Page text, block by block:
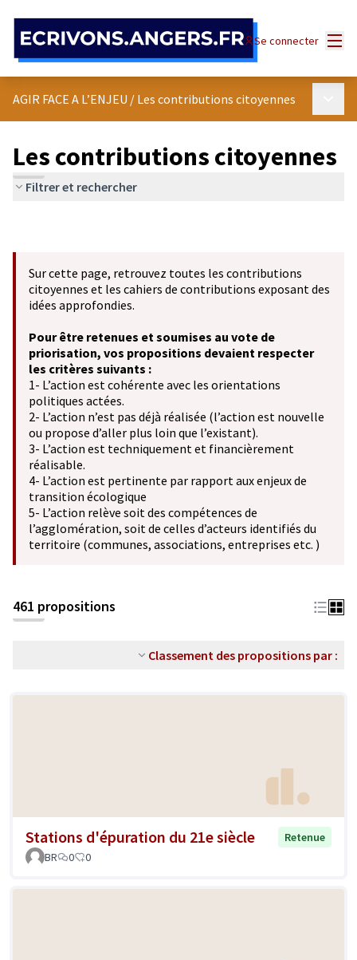
Se connecter
AGIR FACE A L’ENJEU / Les contributions citoyennes
Les contributions citoyennes
Filtrer et rechercher
Sur cette page, retrouvez toutes les contributions
citoyennes et les cahiers de contributions exposant des
idées approfondies.
Pour être retenues et soumises au vote de
priorisation, vos propositions devaient respecter
les critères suivants :
1- L’action est cohérente avec les orientations
politiques actées.
2- L’action n’est pas déjà réalisée (l’action est nouvelle
ou propose d’aller plus loin que l’existant).
3- L’action est techniquement et financièrement
réalisable.
4- L’action est pertinente par rapport aux enjeux de
transition écologique
5- L’action relève soit des compétences de
l’agglomération, soit de celles d’acteurs identifiés du
territoire (communes, associations, entreprises etc. )
461 propositions
Classement des propositions par :
Stations d'épuration du 21e siècle
Retenue
BR
0 0